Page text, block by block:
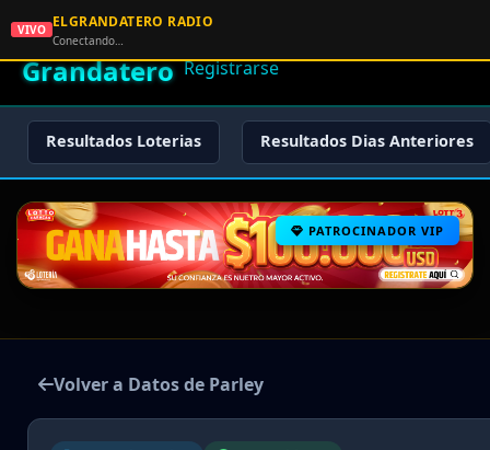
🌟 El
Grandatero Registrarse
Resultados Loterias Resultados Dias Anteriores
PATROCINADOR VIP
Volver a Datos de Parley
VIVO ELGRANDATERO RADIO
Conectando…